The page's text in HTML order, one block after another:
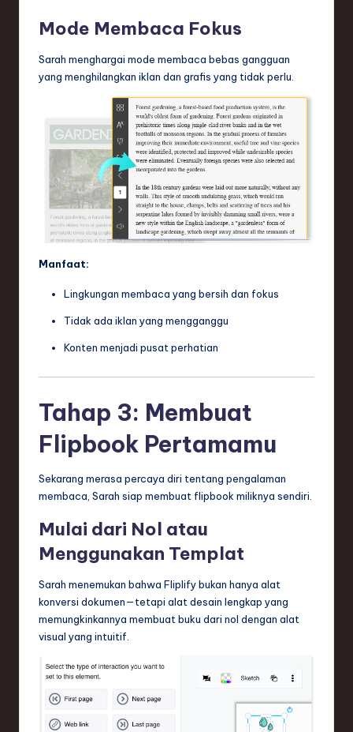
Mode Membaca Fokus
Sarah menghargai mode membaca bebas gangguan
yang menghilangkan iklan dan grafis yang tidak perlu.
Manfaat:
Lingkungan membaca yang bersih dan fokus
Tidak ada iklan yang mengganggu
Konten menjadi pusat perhatian
Tahap 3: Membuat
Flipbook Pertamamu
Sekarang merasa percaya diri tentang pengalaman
membaca, Sarah siap membuat flipbook miliknya sendiri.
Mulai dari Nol atau
Menggunakan Templat
Sarah menemukan bahwa Fliplify bukan hanya alat
konversi dokumen—tetapi alat desain lengkap yang
memungkinkannya membuat buku dari nol dengan alat
visual yang intuitif.